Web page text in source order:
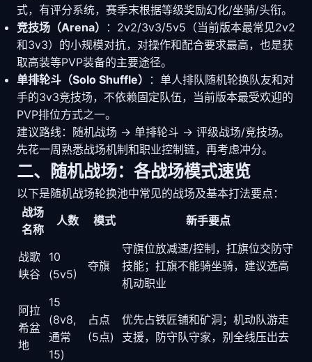
式，有评分系统，赛季末根据等级奖励幻化/坐骑/头衔。
竞技场（Arena）
：2v2/3v3/5v5（当前版本最常见2v2
和3v3）的小规模对抗，对操作和配合要求最高，也是获
取高装等PVP装备的主要途径。
单排轮斗（Solo Shuffle）
：单人排队随机轮换队友和对
手的3v3竞技场，不依赖固定队伍，当前版本最受欢迎的
PVP排位方式之一。
建议路线：随机战场 → 单排轮斗 → 评级战场/竞技场。
先花一周熟悉战场机制和职业控制链，再考虑冲分。
二、随机战场：各战场模式速览
以下是随机战场轮换池中常见的战场及基本打法要点：
战场
名称
人数 模式 新手要点
战歌
峡谷
10
(5v5)
夺旗
守旗位放减速/控制，扛旗位交防守
技能；扛旗不能骑坐骑，建议选高
机动职业
阿拉
希盆
地
15
(8v8,
通常
15)
占点
(5点)
优先占铁匠铺和矿洞；机动队游走
支援，防守队守家，别全线压出去